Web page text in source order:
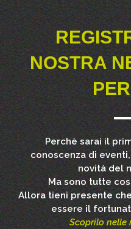
NOSTRA
Perchè sarai il
conoscenza di
novità del
Ma sono tutte
Allora tieni presente
essere il
Scoprilo nelle